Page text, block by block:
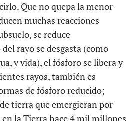
Que no quepa la menor
muchas reacciones
se reduce
rayo se desgasta (como
y vida), el fósforo se libera y
rayos, también es
de fósforo reducido;
tierra que emergieran por
la Tierra hace 4 mil millones